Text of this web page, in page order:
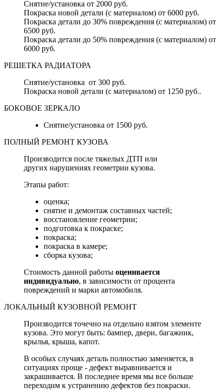
Снятие/установка от 2000 руб.
Покраска новой детали (с материалом) от 6000 руб.
Покраска детали до 30% повреждения (с материалом) от
6500 руб.
Покраска детали до 50% повреждения (с материалом) от
6000 руб.
РЕШЕТКА РАДИАТОРА
Снятие/установка от 300 руб.
Покраска новой детали (с материалом) от 1250 руб..
БОКОВОЕ ЗЕРКАЛО
Снятие/установка от 1500 руб.
ПОЛНЫЙ РЕМОНТ КУЗОВА
Производится после тяжелых ДТП или
других нарушениях геометрии кузова.
Этапы работ:
оценка;
снятие и демонтаж составных частей;
восстановление геометрии;
подготовка к покраске;
покраска;
покраска в камере;
сборка кузова;
Стоимость данной работы оценивается
индивидуально, в зависимости от процента
повреждений и марки автомобиля.
ЛОКАЛЬНЫЙ КУЗОВНОЙ РЕМОНТ
Производится точечно на отдельно взятом элементе
кузова. Это могут быть: бампер, двери, багажник,
крылья, крыша, капот.
В особых случаях деталь полностью заменяется, в
ситуациях проще - дефект выравнивается и
закрашивается. В последнее время мы все больше
переходим к устранению дефектов без покраски.